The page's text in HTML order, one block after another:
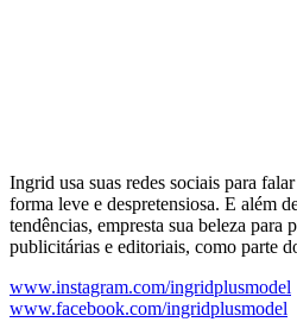
Ingrid usa suas redes sociais para
forma leve e despretensiosa. E além
tendências, empresta sua beleza para
publicitárias e editoriais, como parte
www.instagram.com/ingridplusmodel
www.facebook.com/ingridplusmodel